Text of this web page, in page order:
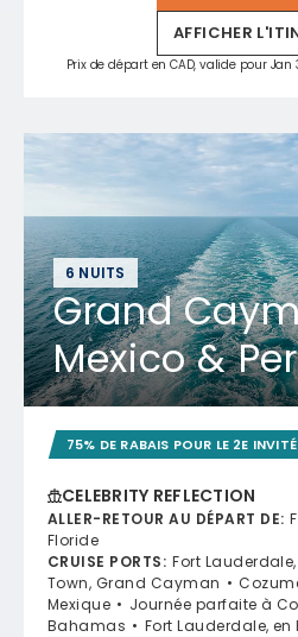
AFFICHER
Prix de départ en CAD, valide pour
6 NUITS
Grand
Mexico &
75% DE RABAIS POUR LE 2E INVITÉ
CELEBRITY REFLECTION
ALLER-RETOUR AU DÉPART DE:
Floride
CRUISE PORTS: Fort
Town, Grand Cayman
Mexique
Journée parfaite à
Bahamas
Fort Lauderdale, en